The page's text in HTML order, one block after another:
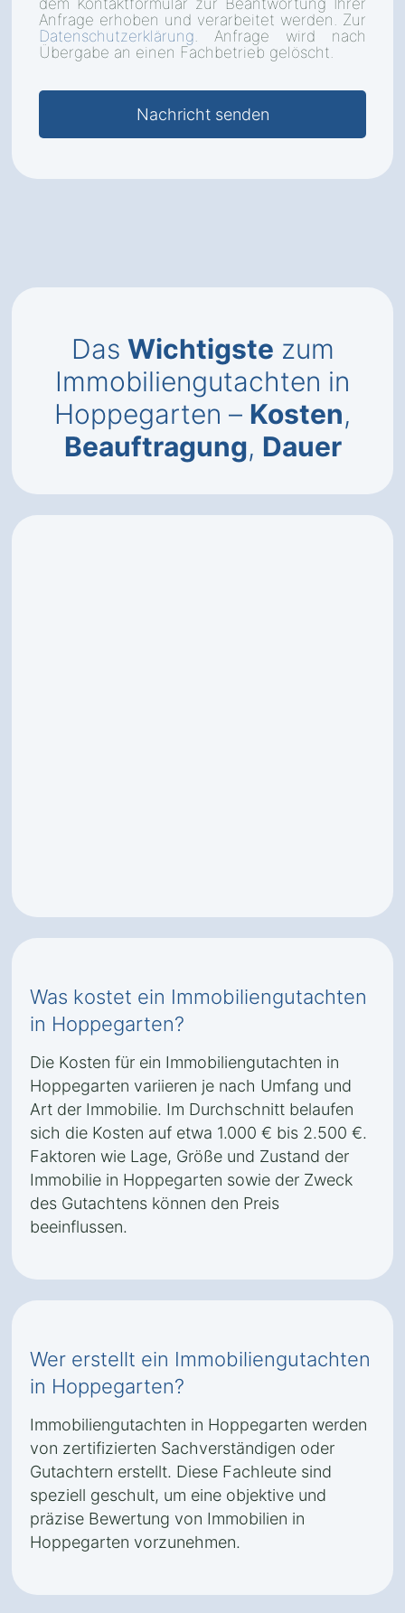
dem Kontaktformular zur Beantwortung Ihrer
Anfrage erhoben und verarbeitet werden. Zur
Datenschutzerklärung. Anfrage wird nach
Übergabe an einen Fachbetrieb gelöscht.
Das Wichtigste zum
Immobiliengutachten in
Hoppegarten – Kosten,
Beauftragung, Dauer
Was kostet ein Immobiliengutachten
in Hoppegarten?
Die Kosten für ein Immobiliengutachten in
Hoppegarten variieren je nach Umfang und
Art der Immobilie. Im Durchschnitt belaufen
sich die Kosten auf etwa 1.000 € bis 2.500 €.
Faktoren wie Lage, Größe und Zustand der
Immobilie in Hoppegarten sowie der Zweck
des Gutachtens können den Preis
beeinflussen.
Wer erstellt ein Immobiliengutachten
in Hoppegarten?
Immobiliengutachten in Hoppegarten werden
von zertifizierten Sachverständigen oder
Gutachtern erstellt. Diese Fachleute sind
speziell geschult, um eine objektive und
präzise Bewertung von Immobilien in
Hoppegarten vorzunehmen.